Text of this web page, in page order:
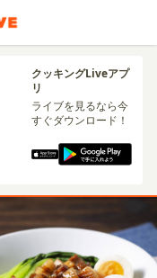
クッキングLiveアプ
リ
ライブを見るなら今
すぐダウンロード！